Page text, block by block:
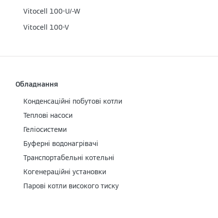
Vitocell 100-U/-W
Vitocell 100-V
Обладнання
Конденсаційні побутові котли
Теплові насоси
Геліосистеми
Буферні водонагрівачі
Транспортабельні котельні
Когенераційні установки
Парові котли високого тиску